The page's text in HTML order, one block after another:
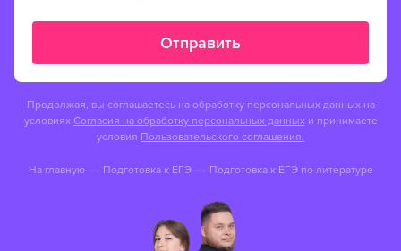
Отправить
Продолжая, вы соглашаетесь на обработку персональных данных на
условиях Согласия на обработку персональных данных и принимаете
условия Пользовательского соглашения.
На главную Подготовка к ЕГЭ Подготовка к ЕГЭ по литературе